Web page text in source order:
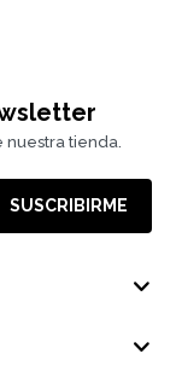
tienda.
SUSCRIBIRME